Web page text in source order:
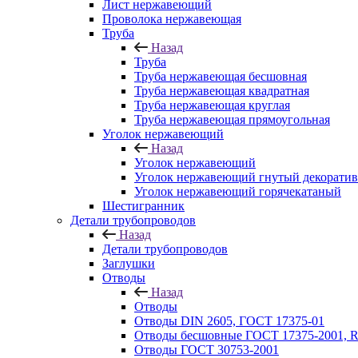
Лист нержавеющий
Проволока нержавеющая
Труба
Назад
Труба
Труба нержавеющая бесшовная
Труба нержавеющая квадратная
Труба нержавеющая круглая
Труба нержавеющая прямоугольная
Уголок нержавеющий
Назад
Уголок нержавеющий
Уголок нержавеющий гнутый
Уголок нержавеющий горячекатаный
Шестигранник
Детали трубопроводов
Назад
Детали трубопроводов
Заглушки
Отводы
Назад
Отводы
Отводы DIN 2605, ГОСТ 17375-01
Отводы бесшовные ГОСТ 17375-2001,
Отводы ГОСТ 30753-2001